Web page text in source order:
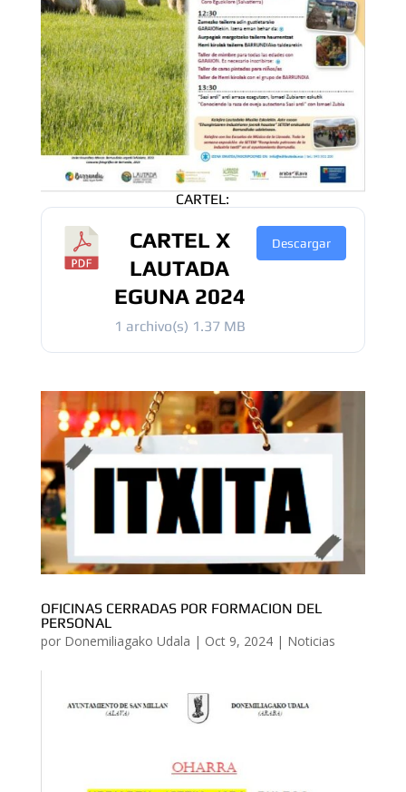
CARTEL:
CARTEL X
LAUTADA
EGUNA 2024
1 archivo(s) 1.37 MB
Descargar
OFICINAS CERRADAS POR FORMACION DEL
PERSONAL
por Donemiliagako Udala | Oct 9, 2024| Noticias